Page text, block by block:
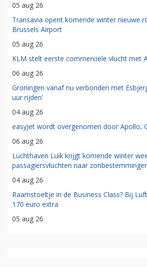
05 aug 26
Transavia opent komende winter nieuwe
Brussels Airport
05 aug 26
KLM stelt eerste commerciële vlucht met
06 aug 26
Groningen vanaf nu verbonden met
uur rijden'
04 aug 26
easyJet wordt overgenomen door Apollo,
06 aug 26
Luchthaven Luik krijgt komende winter
passagiersvluchten naar
04 aug 26
Raamstoeltje in de Business Class? Bij
170 euro extra
05 aug 26